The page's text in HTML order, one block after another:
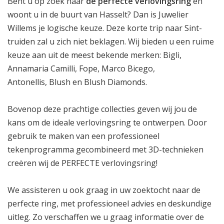
woont u in de buurt van Hasselt? Dan is Juwelier
Willems je logische keuze. Deze korte trip naar Sint-
truiden zal u zich niet beklagen. Wij bieden u een ruime
keuze aan uit de meest bekende merken: Bigli,
Annamaria Camilli, Fope, Marco Bicego,
Antonellis, Blush en Blush Diamonds.
Bovenop deze prachtige collecties geven wij jou de
kans om de ideale verlovingsring te ontwerpen. Door
gebruik te maken van een professioneel
tekenprogramma gecombineerd met 3D-technieken
creëren wij de PERFECTE verlovingsring!
We assisteren u ook graag in uw zoektocht naar de
perfecte ring, met professioneel advies en deskundige
uitleg. Zo verschaffen we u graag informatie over de